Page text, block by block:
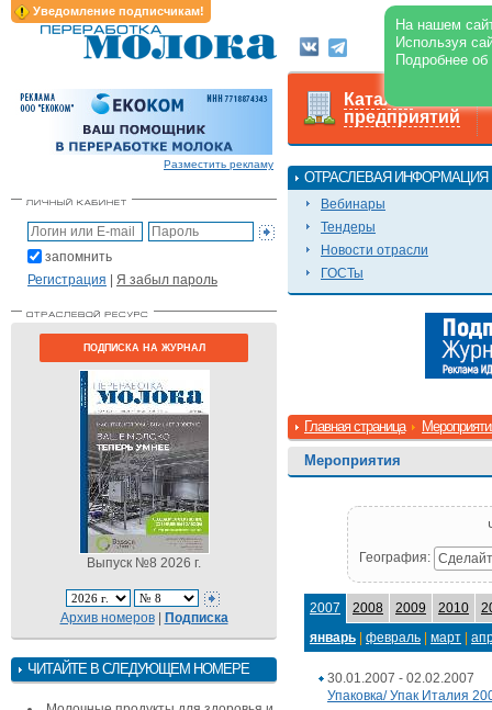
Уведомление подписчикам!
На нашем
Используя
Подробнее
О журнале
Разместить рекламу
запомнить
Регистрация | Я забыл пароль
ПОДПИСКА НА ЖУРНАЛ
Выпуск №8 2026 г.
Архив номеров| Подписка
ЧИТАЙТЕ В СЛЕДУЮЩЕМ НОМЕРЕ
Каталог
предприятий
ОТРАСЛЕВАЯ ИНФОРМАЦИЯ
Вебинары
Тендеры
Новости отрасли
ГОСТы
Главная страница
Мероприятия
География:
2007 2008 2009 2010
январь
февраль март
30.01.2007 - 02.02.2007
Упаковка/ Упак Италия